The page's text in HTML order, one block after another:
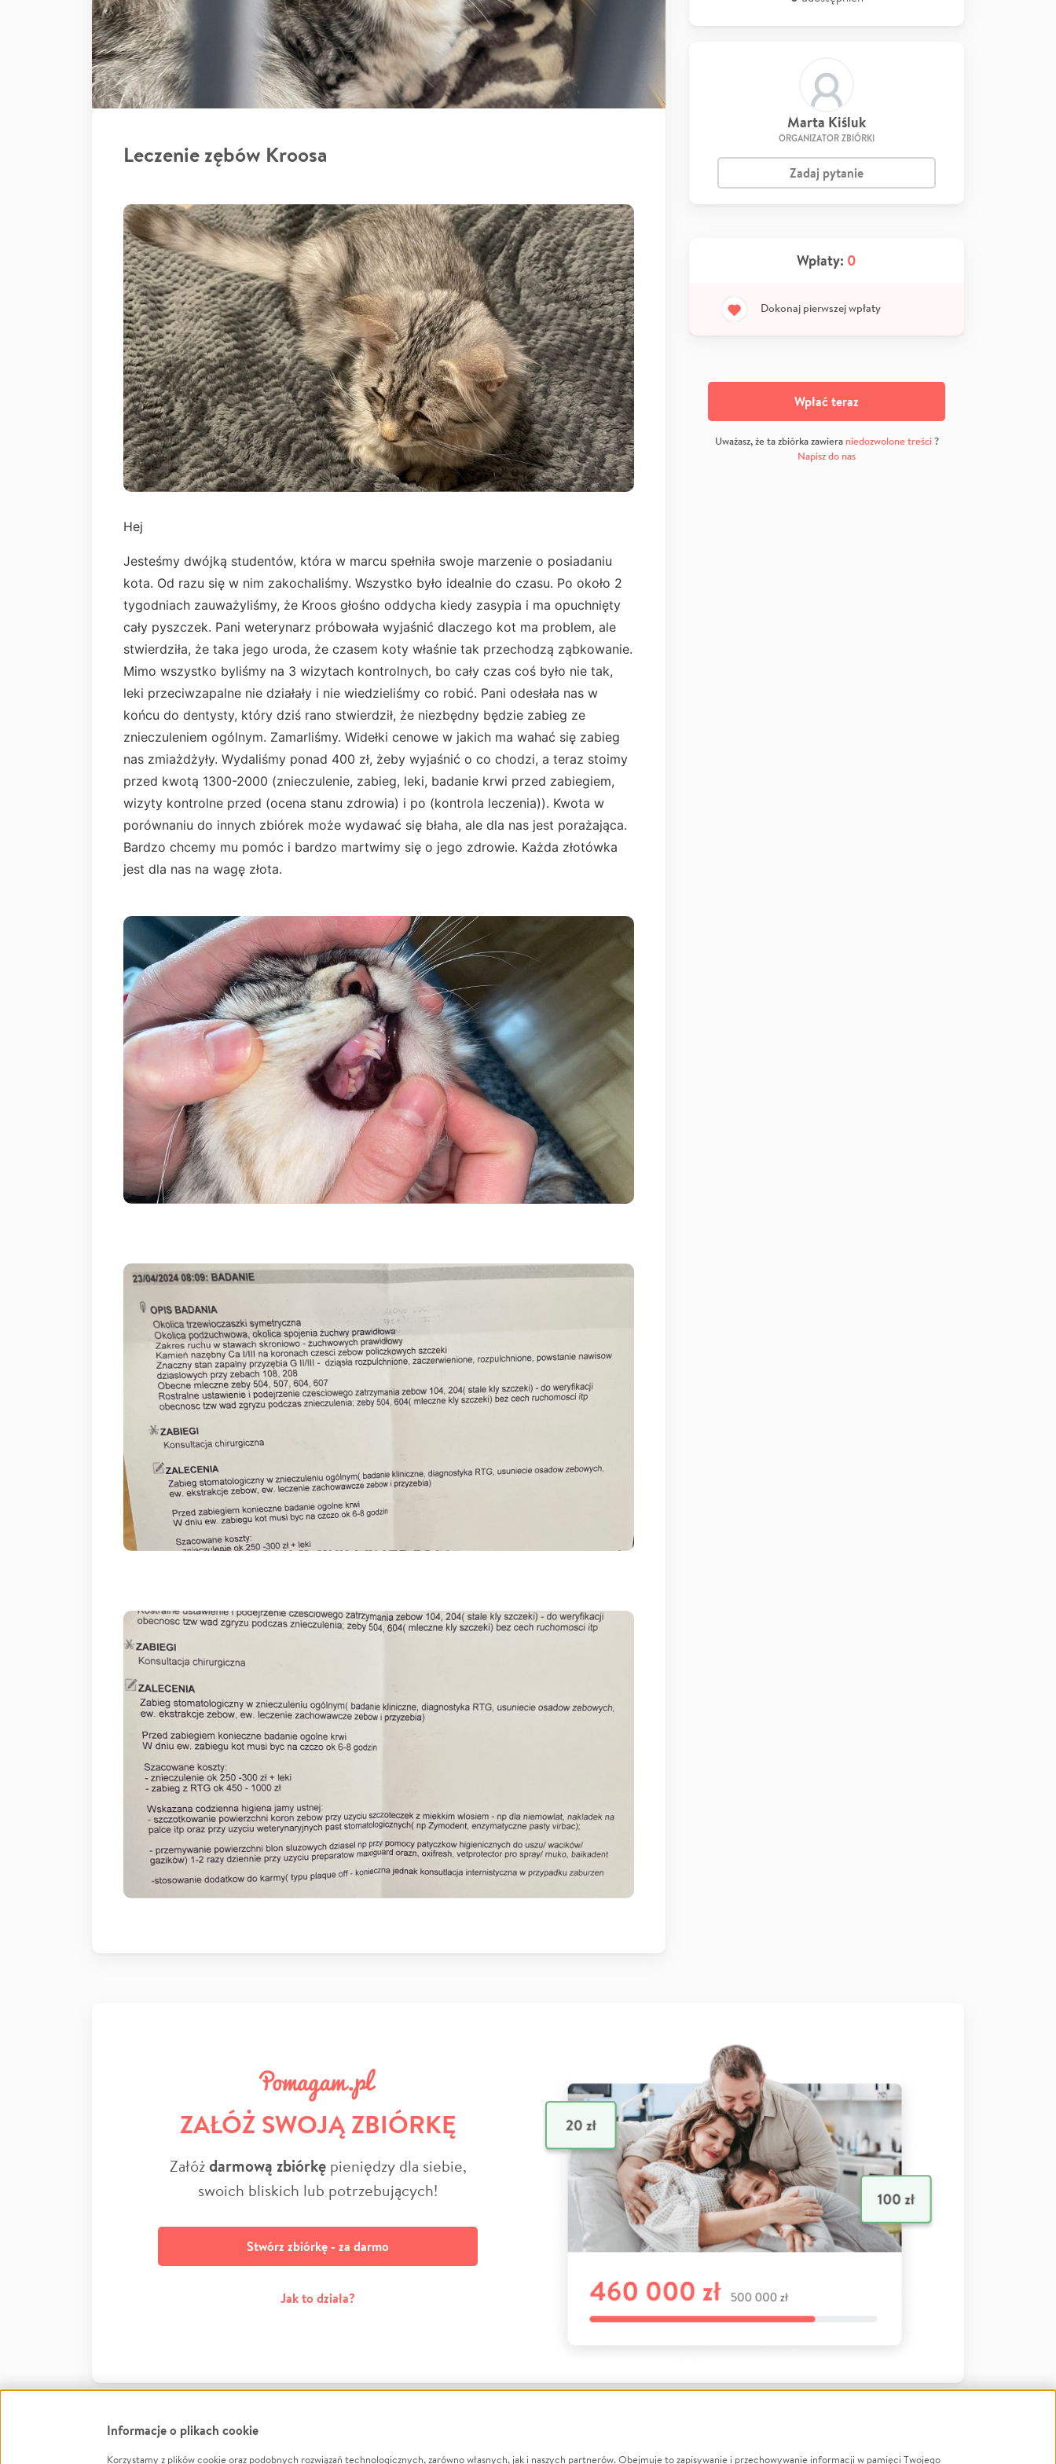
Leczenie zębów Kroosa
Hej
Jesteśmy dwójką studentów, która w marcu spełniła swoje marzenie o posiadaniu
kota. Od razu się w nim zakochaliśmy. Wszystko było idealnie do czasu. Po około 2
tygodniach zauważyliśmy, że Kroos głośno oddycha kiedy zasypia i ma opuchnięty
cały pyszczek. Pani weterynarz próbowała wyjaśnić dlaczego kot ma problem, ale
stwierdziła, że taka jego uroda, że czasem koty właśnie tak przechodzą ząbkowanie.
Mimo wszystko byliśmy na 3 wizytach kontrolnych, bo cały czas coś było nie tak,
leki przeciwzapalne nie działały i nie wiedzieliśmy co robić. Pani odesłała nas w
końcu do dentysty, który dziś rano stwierdził, że niezbędny będzie zabieg ze
znieczuleniem ogólnym. Zamarliśmy. Widełki cenowe w jakich ma wahać się zabieg
nas zmiażdżyły. Wydaliśmy ponad 400 zł, żeby wyjaśnić o co chodzi, a teraz stoimy
przed kwotą 1300-2000 (znieczulenie, zabieg, leki, badanie krwi przed zabiegiem,
wizyty kontrolne przed (ocena stanu zdrowia) i po (kontrola leczenia)). Kwota w
porównaniu do innych zbiórek może wydawać się błaha, ale dla nas jest porażająca.
Bardzo chcemy mu pomóc i bardzo martwimy się o jego zdrowie. Każda złotówka
jest dla nas na wagę złota.
Marta Kiśluk
ORGANIZATOR ZBIÓRKI
Zadaj pytanie
Wpłaty: 0
Dokonaj pierwszej wpłaty
Wpłać teraz
Uważasz, że ta zbiórka zawiera niedozwolone treści?
Napisz do nas
ZAŁÓŻ SWOJĄ ZBIÓRKĘ
Załóżdarmową zbiórkępieniędzy dla siebie,
swoich bliskich lub potrzebujących!
Stwórz zbiórkę - za darmo
Jak to działa?
Informacje o plikach cookie
Korzystamy z plików cookie oraz podobnych rozwiązań technologicznych, zarówno własnych, jak i naszych partnerów. Obejmuje to zapisywanie i przechowywanie informacji w pamięci Twojego